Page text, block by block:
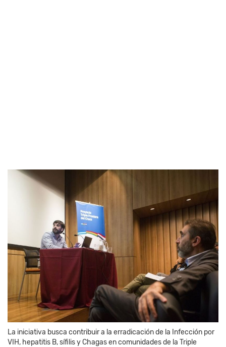
La iniciativa busca contribuir a la erradicación de la Infección por
VIH, hepatitis B, sífilis y Chagas en comunidades de la Triple